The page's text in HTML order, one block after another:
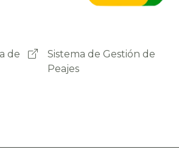
Ministerio de Obras Públicas
Servicios y Vivienda